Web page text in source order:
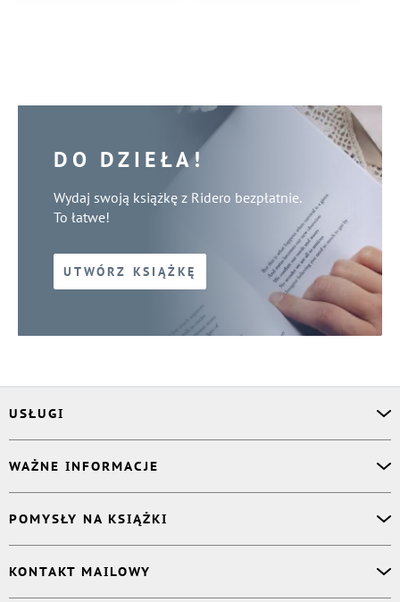
DO DZIEŁA!
Wydaj swoją książkę z Ridero bezpłatnie.
To łatwe!
UTWÓRZ KSIĄŻKĘ
USŁUGI
Korektor
Projektant okładki
Druk Twojej książki
Publikacja
WAŻNE INFORMACJE
Książki Ridero
Pomoc
Polityka prywatności
POMYSŁY NA KSIĄŻKI
Dzienniczek malucha
KONTAKT MAILOWY